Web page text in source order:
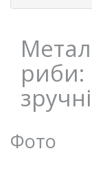
риби:
Фото